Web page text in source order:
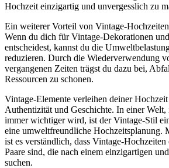
Hochzeit einzigartig und unvergesslich zu
Ein weiterer Vorteil von Vintage-
Wenn du dich für Vintage-Dekorationen
entscheidest, kannst du die
reduzieren. Durch die Wiederverwendung
vergangenen Zeiten trägst du dazu bei,
Ressourcen zu schonen.
Vintage-Elemente verleihen deiner
Authentizität und Geschichte. In einer
immer wichtiger wird, ist der Vintage-Stil
eine umweltfreundliche Hochzeitsplanung.
ist es verständlich, dass Vintage-
Paare sind, die nach einem einzigartigen
suchen.